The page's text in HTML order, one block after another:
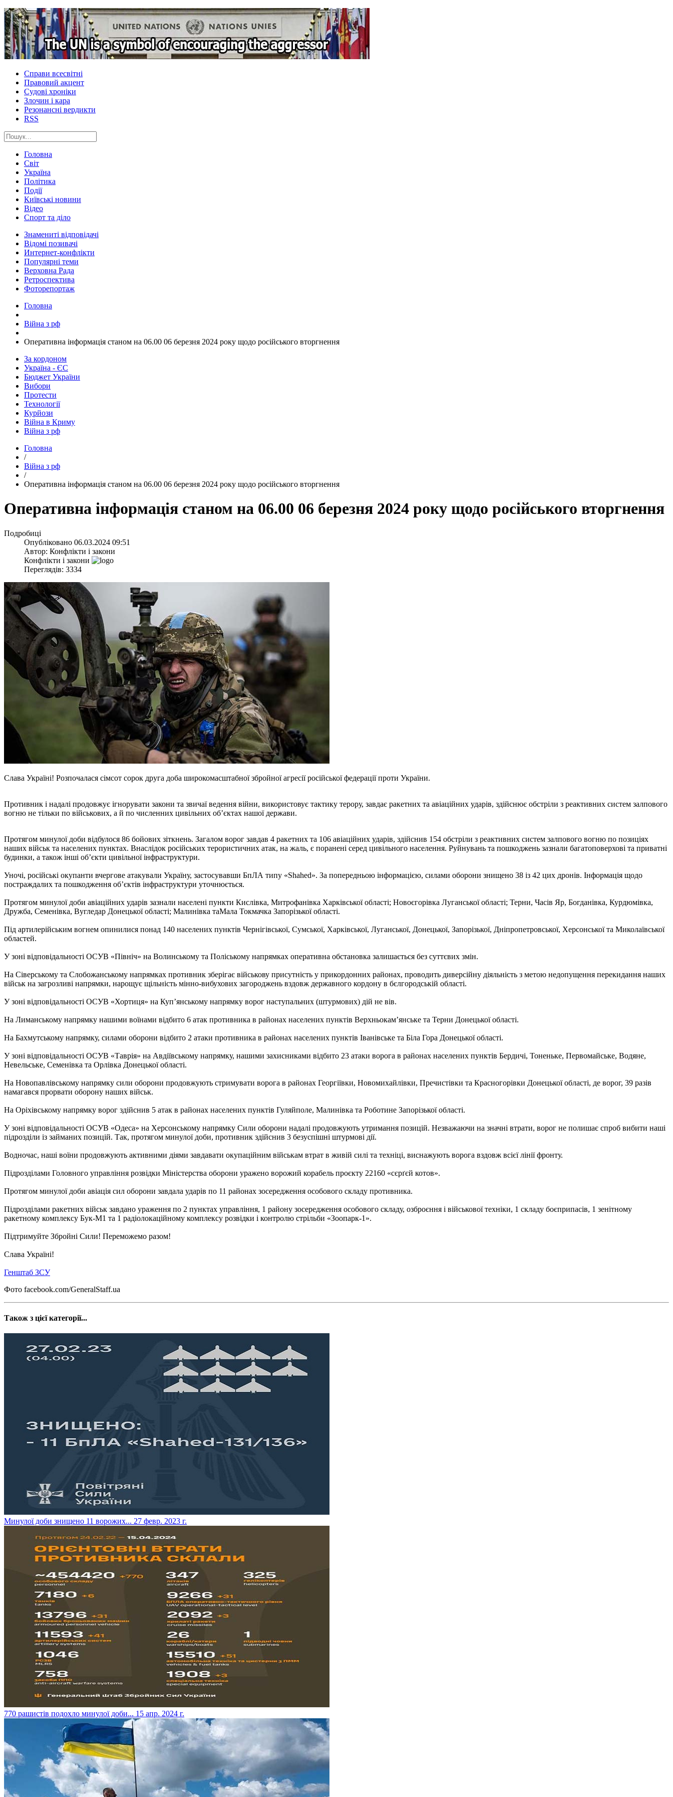
Справи всесвітні
Правовий акцент
Судові хроніки
Злочин і кара
Резонансні вердикти
RSS
Головна
Світ
Україна
Політика
Події
Київські новини
Відео
Спорт та діло
Знамениті відповідачі
Відомі позивачі
Интернет-конфлікти
Популярні теми
Верховна Рада
Ретроспектива
Фоторепортаж
Головна
Війна з рф
​Оперативна інформація станом на 06.00 06 березня 2024 року щодо російського вторгнення
За кордоном
Україна - ЄС
Бюджет України
Вибори
Протести
Технології
Курйози
Війна в Криму
Війна з рф
Головна
/
Війна з рф
/
​Оперативна інформація станом на 06.00 06 березня 2024 року щодо російського вторгнення
​Оперативна інформація станом на 06.00 06 березня 2024 року щодо російського вторгнення
Подробиці
Опубліковано 06.03.2024 09:51
Автор: Конфлікти і закони
Конфлікти і закони
Переглядів: 3334
Слава Україні! Розпочалася сімсот сорок друга доба широкомасштабної збройної агресії російської федерації проти України.
Противник і надалі продовжує ігнорувати закони та звичаї ведення війни, використовує тактику терору, завдає ракетних та авіаційних ударів, здійснює обстріли з реактивних систем залпового
вогню не тільки по військових, а й по численних цивільних об’єктах нашої держави.
Протягом минулої доби відбулося 86 бойових зіткнень. Загалом ворог завдав 4 ракетних та 106 авіаційних ударів, здійснив 154 обстріли з реактивних систем залпового вогню по позиціях
наших військ та населених пунктах. Внаслідок російських терористичних атак, на жаль, є поранені серед цивільного населення. Руйнувань та пошкоджень зазнали багатоповерхові та приватні
будинки, а також інші об’єкти цивільної інфраструктури.
Уночі, російські окупанти вчергове атакували Україну, застосувавши БпЛА типу «Shahed». За попередньою інформацією, силами оборони знищено 38 із 42 цих дронів. Інформація щодо
постраждалих та пошкодження об’єктів інфраструктури уточнюється.
Протягом минулої доби авіаційних ударів зазнали населені пункти Кислівка, Митрофанівка Харківської області; Новоєгорівка Луганської області; Терни, Часів Яр, Богданівка, Курдюмівка,
Дружба, Семенівка, Вугледар Донецької області; Малинівка таМала Токмачка Запорізької області.
Під артилерійським вогнем опинилися понад 140 населених пунктів Чернігівської, Сумської, Харківської, Луганської, Донецької, Запорізької, Дніпропетровської, Херсонської та Миколаївської
областей.
У зоні відповідальності ОСУВ «Північ» на Волинському та Поліському напрямках оперативна обстановка залишається без суттєвих змін.
На Сіверському та Слобожанському напрямках противник зберігає військову присутність у прикордонних районах, проводить диверсійну діяльність з метою недопущення перекидання наших
військ на загрозливі напрямки, нарощує щільність мінно-вибухових загороджень вздовж державного кордону в бєлгородській області.
У зоні відповідальності ОСУВ «Хортиця» на Куп’янському напрямку ворог наступальних (штурмових) дій не вів.
На Лиманському напрямку нашими воїнами відбито 6 атак противника в районах населених пунктів Верхньокам’янське та Терни Донецької області.
На Бахмутському напрямку, силами оборони відбито 2 атаки противника в районах населених пунктів Іванівське та Біла Гора Донецької області.
У зоні відповідальності ОСУВ «Таврія» на Авдіївському напрямку, нашими захисниками відбито 23 атаки ворога в районах населених пунктів Бердичі, Тоненьке, Первомайське, Водяне,
Невельське, Семенівка та Орлівка Донецької області.
На Новопавлівському напрямку сили оборони продовжують стримувати ворога в районах Георгіївки, Новомихайлівки, Пречистівки та Красногорівки Донецької області, де ворог, 39 разів
намагався прорвати оборону наших військ.
На Оріхівському напрямку ворог здійснив 5 атак в районах населених пунктів Гуляйполе, Малинівка та Роботине Запорізької області.
У зоні відповідальності ОСУВ «Одеса» на Херсонському напрямку Сили оборони надалі продовжують утримання позицій. Незважаючи на значні втрати, ворог не полишає спроб вибити наші
підрозділи із займаних позицій. Так, протягом минулої доби, противник здійснив 3 безуспішні штурмові дії.
Водночас, наші воїни продовжують активними діями завдавати окупаційним військам втрат в живій силі та техніці, виснажують ворога вздовж всієї лінії фронту.
Підрозділами Головного управління розвідки Міністерства оборони уражено ворожий корабель проєкту 22160 «сєрґєй котов».
Протягом минулої доби авіація сил оборони завдала ударів по 11 районах зосередження особового складу противника.
Підрозділами ракетних військ завдано ураження по 2 пунктах управління, 1 району зосередження особового складу, озброєння і військової техніки, 1 складу боєприпасів, 1 зенітному
ракетному комплексу Бук-М1 та 1 радіолокаційному комплексу розвідки і контролю стрільби «Зоопарк-1».
Підтримуйте Збройні Сили! Переможемо разом!
Слава Україні!
Генштаб ЗСУ
Фото facebook.com/GeneralStaff.ua
Також з цієї категорії...
​Минулої доби знищено 11 ворожих... 27 февр. 2023 г.
​770 рашистів подохло минулої доби... 15 апр. 2024 г.